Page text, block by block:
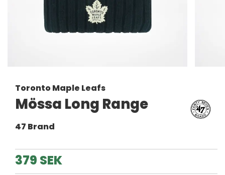
Toronto Maple Leafs
Mössa Long Range
47 Brand
379 SEK